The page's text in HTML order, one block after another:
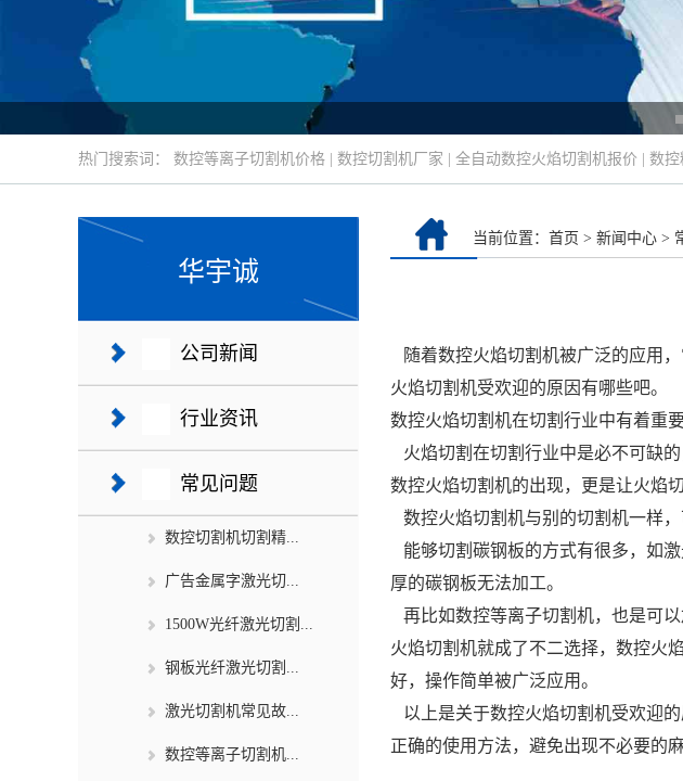
热门搜索词： 数控等离子切割机价格 数控切割机厂家 全自动数控火焰切割机报价 数控
华宇诚
公司新闻
行业资讯
常见问题
数控切割机切割精...
广告金属字激光切...
1500W光纤激光切割...
钢板光纤激光切割...
激光切割机常见故...
数控等离子切割机...
当前位置： 首页 > 新闻中心 >
随着数控火焰切割机被广泛的应用
火焰切割机受欢迎的原因有哪些吧。
数控火焰切割机在切割行业中有着重
火焰切割在切割行业中是必不可缺
数控火焰切割机的出现，更是让火焰
数控火焰切割机与别的切割机一样
能够切割碳钢板的方式有很多，如
厚的碳钢板无法加工。
再比如数控等离子切割机，也是可
火焰切割机就成了不二选择，数控火
好，操作简单被广泛应用。
以上是关于数控火焰切割机受欢迎
正确的使用方法，避免出现不必要的麻